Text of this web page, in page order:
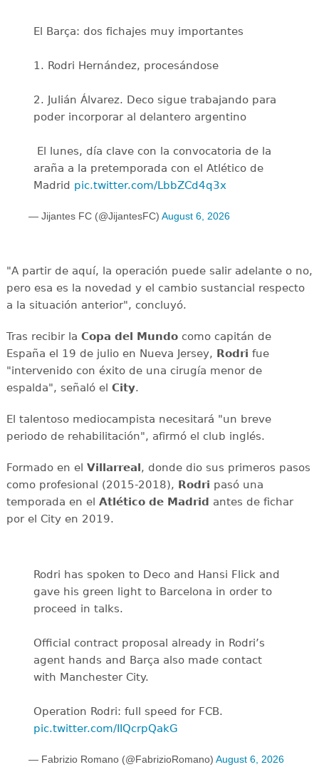
El Barça: dos fichajes muy importantes
1. Rodri Hernández, procesándose
2. Julián Álvarez. Deco sigue trabajando para
poder incorporar al delantero argentino
️ El lunes, día clave con la convocatoria de la
araña a la pretemporada con el Atlético de
Madrid pic.twitter.com/LbbZCd4q3x
— Jijantes FC (@JijantesFC) August 6, 2026
"A partir de aquí, la operación puede salir adelante o no,
pero esa es la novedad y el cambio sustancial respecto
a la situación anterior", concluyó.
Tras recibir la Copa del Mundocomo capitán de
España el 19 de julio en Nueva Jersey, Rodri fue
"intervenido con éxito de una cirugía menor de
espalda", señaló el City.
El talentoso mediocampista necesitará "un breve
periodo de rehabilitación", afirmó el club inglés.
Formado en el Villarreal, donde dio sus primeros pasos
como profesional (2015-2018), Rodri pasó una
temporada en el Atlético de Madrid antes de fichar
por el City en 2019.
Rodri has spoken to Deco and Hansi Flick and
gave his green light to Barcelona in order to
proceed in talks.
Official contract proposal already in Rodri’s
agent hands and Barça also made contact
with Manchester City.
Operation Rodri: full speed for FCB.
pic.twitter.com/IIQcrpQakG
— Fabrizio Romano (@FabrizioRomano) August 6, 2026